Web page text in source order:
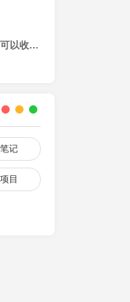
以收我
记
目